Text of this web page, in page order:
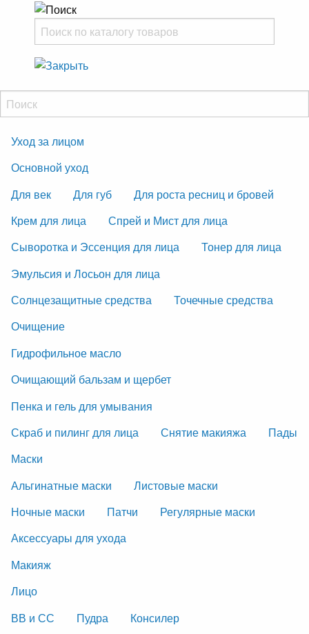
Уход за лицом
Основной уход
Для век
Для губ
Для роста ресниц и бровей
Крем для лица
Спрей и Мист для лица
Сыворотка и Эссенция для лица
Тонер для лица
Эмульсия и Лосьон для лица
Солнцезащитные средства
Точечные средства
Очищение
Гидрофильное масло
Очищающий бальзам и щербет
Пенка и гель для умывания
Скраб и пилинг для лица
Снятие макияжа
Пады
Маски
Альгинатные маски
Листовые маски
Ночные маски
Патчи
Регулярные маски
Аксессуары для ухода
Макияж
Лицо
ВВ и СС
Пудра
Консилер